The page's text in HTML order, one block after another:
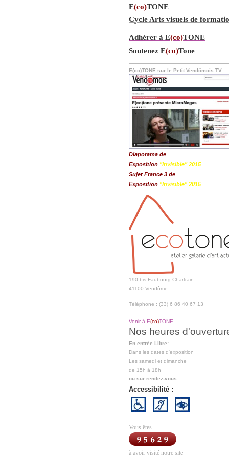
E(co)TONE
Cycle Arts visuels de
Adhérer à E(co)TONE
Soutenez E(co)Tone
E(co)TONE sur le Petit Vendômois TV
Diaporama de
Exposition "Invisible" 2015
Sujet France 3 de
Exposition "Invisible" 2015
190 bis Faubourg Chartrain
41100 Vendôme
Téléphone : (33) 6 86 40 67 13
Venir à E(co)TONE
Nos heures
En entrée Libre:
Dans les dates d'exposition
Les samedi et dimanche
de 15h à 18h
ou sur rendez-vous
Accessibilité :
Vous êtes
à avoir visité notre site